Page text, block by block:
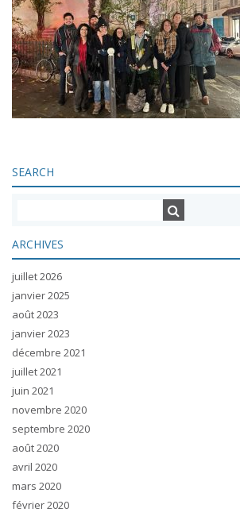
SEARCH
ARCHIVES
juillet 2026
janvier 2025
août 2023
janvier 2023
décembre 2021
juillet 2021
juin 2021
novembre 2020
septembre 2020
août 2020
avril 2020
mars 2020
février 2020